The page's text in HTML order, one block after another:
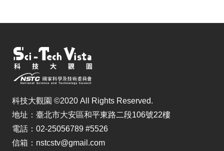
科技大觀園 ©2020 All Rights Reserved.
地址：臺北市大安區和平東路二段106號22樓
電話：02-25056789 #5526
信箱：nstcstv@gmail.com